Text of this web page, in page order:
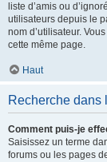
liste d’amis ou
utilisateurs depuis le
nom d’utilisateur.
cette même page.
Haut
Recherche dans
Comment puis-je
Saisissez un terme
forums ou les pages